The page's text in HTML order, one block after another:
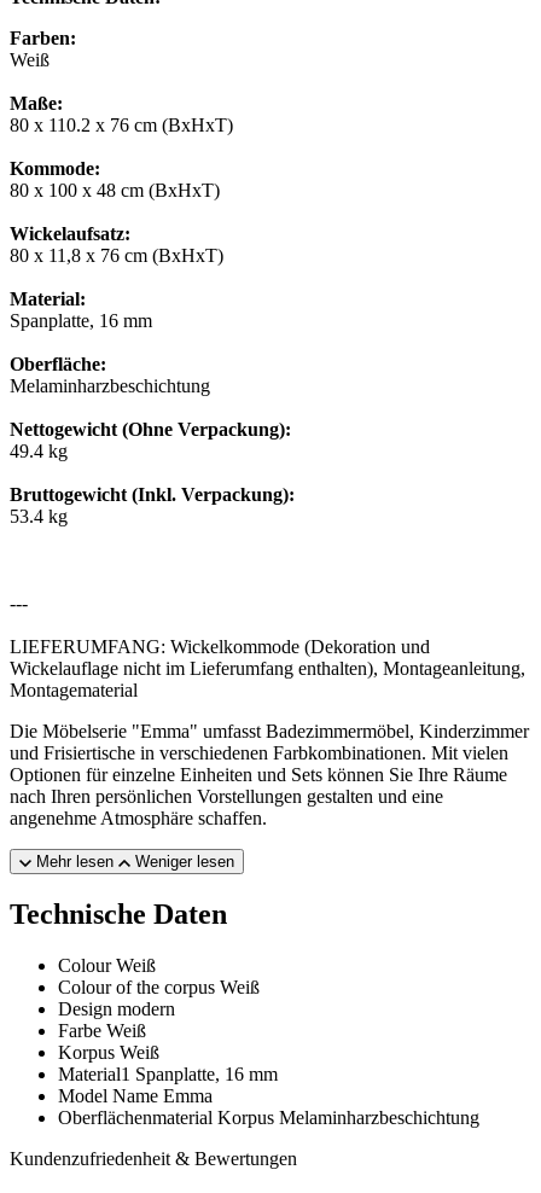
Farben:
Weiß
Maße:
80 x 110.2 x 76 cm (BxHxT)
Kommode:
80 x 100 x 48 cm (BxHxT)
Wickelaufsatz:
80 x 11,8 x 76 cm (BxHxT)
Material:
Spanplatte, 16 mm
Oberfläche:
Melaminharzbeschichtung
Nettogewicht (Ohne Verpackung):
49.4 kg
Bruttogewicht (Inkl. Verpackung):
53.4 kg
---
LIEFERUMFANG: Wickelkommode (Dekoration und
Wickelauflage nicht im Lieferumfang enthalten), Montageanleitung,
Montagematerial
Die Möbelserie "Emma" umfasst Badezimmermöbel, Kinderzimmer
und Frisiertische in verschiedenen Farbkombinationen. Mit vielen
Optionen für einzelne Einheiten und Sets können Sie Ihre Räume
nach Ihren persönlichen Vorstellungen gestalten und eine
angenehme Atmosphäre schaffen.
Mehr lesen Weniger lesen
Technische Daten
Colour Weiß
Colour of the corpus Weiß
Design modern
Farbe Weiß
Korpus Weiß
Material1 Spanplatte, 16 mm
Model Name Emma
Oberflächenmaterial Korpus Melaminharzbeschichtung
Kundenzufriedenheit & Bewertungen